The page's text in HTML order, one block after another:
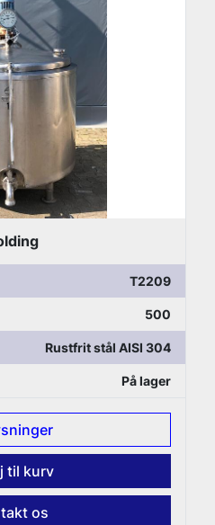
T2209
500
Rustfrit stål AISI 304
På lager
til kurv
os